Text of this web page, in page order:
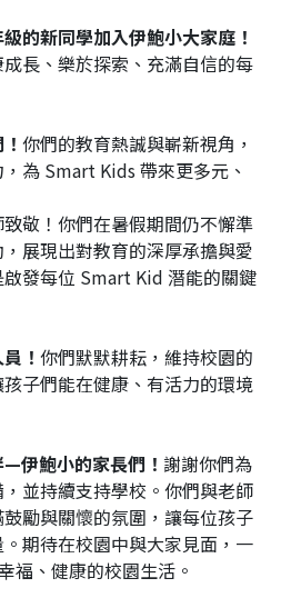
的新同學加入伊鮑小大家庭！
長、樂於探索、充滿自信的每
你們的教育熱誠與嶄新視角，
為 Smart Kids 帶來更多元、
敬！你們在暑假期間仍不懈準
展現出對教育的深厚承擔與愛
發每位 Smart Kid 潛能的關鍵
！ 你們默默耕耘，維持校園的
子們能在健康、有活力的環境
伊鮑小的家長們！ 謝謝你們為
並持續支持學校。你們與老師
勵與關懷的氛圍，讓每位孩子
期待在校園中與大家見面，一
福、健康的校園生活。